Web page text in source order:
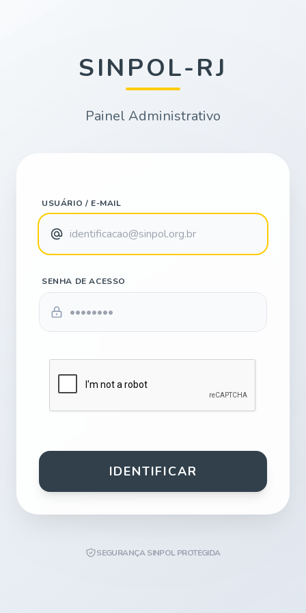
SINPOL-RJ
Painel Administrativo
USUÁRIO / E-MAIL
SENHA DE ACESSO
IDENTIFICAR
SEGURANÇA SINPOL PROTEGIDA